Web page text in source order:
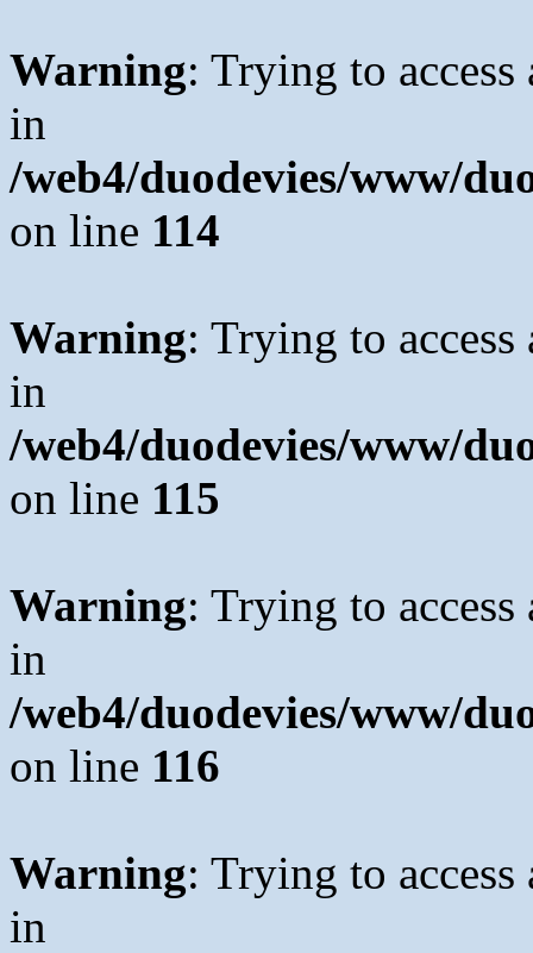
Warning: Trying to
in
/web4/duodevies/www/
on line 114
Warning: Trying to
in
/web4/duodevies/www/
on line 115
Warning: Trying to
in
/web4/duodevies/www/
on line 116
Warning: Trying to
in